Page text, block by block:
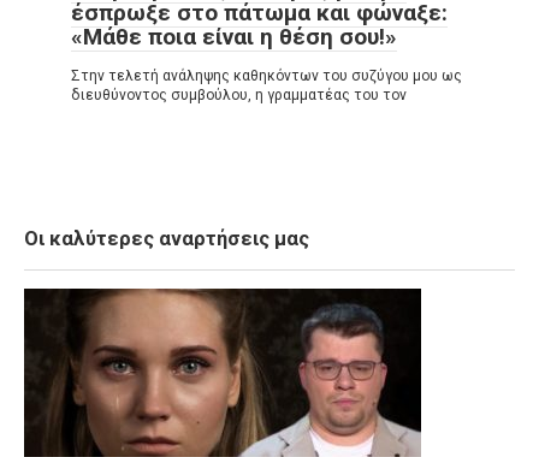
έσπρωξε στο πάτωμα και φώναξε:
«Μάθε ποια είναι η θέση σου!»
Στην τελετή ανάληψης καθηκόντων του συζύγου μου ως
διευθύνοντος συμβούλου, η γραμματέας του τον
Οι καλύτερες αναρτήσεις μας